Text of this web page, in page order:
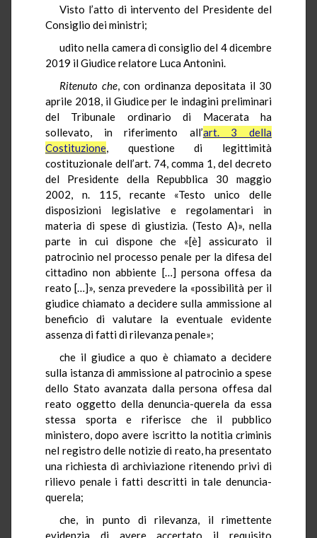
Visto l’atto di intervento del Presidente del
Consiglio dei ministri;
udito nella camera di consiglio del 4 dicembre
2019 il Giudice relatore Luca Antonini.
Ritenuto che, con ordinanza depositata il 30
aprile 2018, il Giudice per le indagini preliminari
del Tribunale ordinario di Macerata ha
sollevato, in riferimento all’art. 3 della
Costituzione, questione di legittimità
costituzionale dell’art. 74, comma 1, del decreto
del Presidente della Repubblica 30 maggio
2002, n. 115, recante «Testo unico delle
disposizioni legislative e regolamentari in
materia di spese di giustizia. (Testo A)», nella
parte in cui dispone che «[è] assicurato il
patrocinio nel processo penale per la difesa del
cittadino non abbiente […] persona offesa da
reato […]», senza prevedere la «possibilità per il
giudice chiamato a decidere sulla ammissione al
beneficio di valutare la eventuale evidente
assenza di fatti di rilevanza penale»;
che il giudice a quo è chiamato a decidere
sulla istanza di ammissione al patrocinio a spese
dello Stato avanzata dalla persona offesa dal
reato oggetto della denuncia-querela da essa
stessa sporta e riferisce che il pubblico
ministero, dopo avere iscritto la notitia criminis
nel registro delle notizie di reato, ha presentato
una richiesta di archiviazione ritenendo privi di
rilievo penale i fatti descritti in tale denuncia-
querela;
che, in punto di rilevanza, il rimettente
evidenzia di avere accertato il requisito